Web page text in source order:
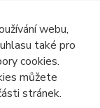
webu,
také pro
cookies.
můžete
stránek.